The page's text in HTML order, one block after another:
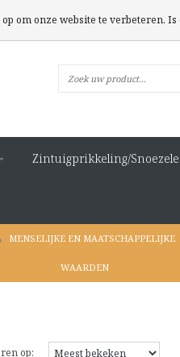
Zintuigprikkeling/
MENSELIJKE EN MAATSCHAPPELIJKE
WAARDEN
op:
om onze website te verbeteren. Is